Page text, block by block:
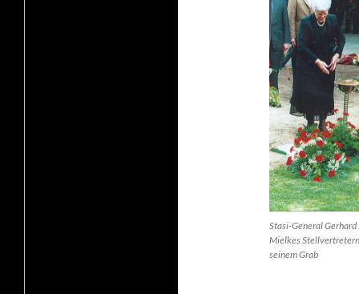
Stasi-General
Mielkes
seinem Grab